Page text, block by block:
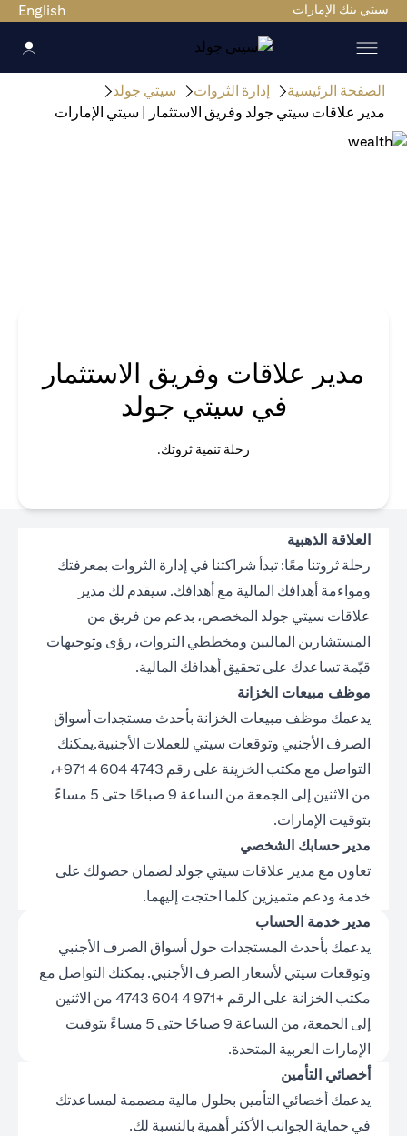
سيتي بنك الإمارات English
الصفحة الرئيسية إدارة الثروات
سيتي جولد
مدير علاقات سيتي جولد وفريق الاستثمار | سيتي الإمارات
مدير علاقات وفريق الاستثمار
في سيتي جولد
رحلة تنمية ثروتك.
العلاقة الذهبية
رحلة ثروتنا معًا: تبدأ شراكتنا في إدارة الثروات بمعرفتك
ومواءمة أهدافك المالية مع أهدافك. سيقدم لك مدير
علاقات سيتي جولد المخصص، بدعم من فريق من
المستشارين الماليين ومخططي الثروات، رؤى وتوجيهات
قيّمة تساعدك على تحقيق أهدافك المالية.
موظف مبيعات الخزانة
يدعمك موظف مبيعات الخزانة بأحدث مستجدات أسواق
الصرف الأجنبي وتوقعات سيتي للعملات الأجنبية.يمكنك
التواصل مع مكتب الخزينة على رقم 4743 604 4 971+،
من الاثنين إلى الجمعة من الساعة 9 صباحًا حتى 5 مساءً
بتوقيت الإمارات.
مدير حسابك الشخصي
تعاون مع مدير علاقات سيتي جولد لضمان حصولك على
خدمة ودعم متميزين كلما احتجت إليهما.
مدير خدمة الحساب
يدعمك بأحدث المستجدات حول أسواق الصرف الأجنبي
وتوقعات سيتي لأسعار الصرف الأجنبي. يمكنك التواصل مع
مكتب الخزانة على الرقم +971 4 604 4743 من الاثنين
إلى الجمعة، من الساعة 9 صباحًا حتى 5 مساءً بتوقيت
الإمارات العربية المتحدة.
أخصائي التأمين
يدعمك أخصائي التأمين بحلول مالية مصممة لمساعدتك
في حماية الجوانب الأكثر أهمية بالنسبة لك.